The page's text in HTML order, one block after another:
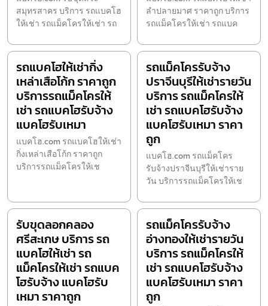
สมุทรสาคร บริการ รถแบคโฮ
ให้เช่า รถแม็คโครให้เช่า รถ
ลำปลายมาศ ราคาถูก บริการ
รถแม็คโครให้เช่า รถแบค
รถแบคโฮให้เช่ากิ่ง
เหล่าเสือโก้ก ราคาถูก
บริการรถแม็คโครให้
เช่า รถแบคโฮรับจ้าง
แบคโฮรับเหมา
แบคโฮ.com รถแบคโฮให้เช่า
กิ่งเหล่าเสือโก้ก ราคาถูก
บริการรถแม็คโครให้เช
รถแม็คโครรับจ้าง
ปราจีนบุรีให้เช่ารายวัน
บริการ รถแม็คโครให้
เช่า รถแบคโฮรับจ้าง
แบคโฮรับเหมา ราคา
ถูก
แบคโฮ.com รถแม็คโคร
รับจ้างปราจีนบุรีให้เช่าราย
วัน บริการรถแม็คโครให้เช
รับขุดลอกคลอง
ศรีสะเกษ บริการ รถ
แบคโฮให้เช่า รถ
แม็คโครให้เช่า รถแบค
โฮรับจ้าง แบคโฮรับ
เหมา ราคาถูก
รถแม็คโครรับจ้าง
อ่างทองให้เช่ารายวัน
บริการ รถแม็คโครให้
เช่า รถแบคโฮรับจ้าง
แบคโฮรับเหมา ราคา
ถูก